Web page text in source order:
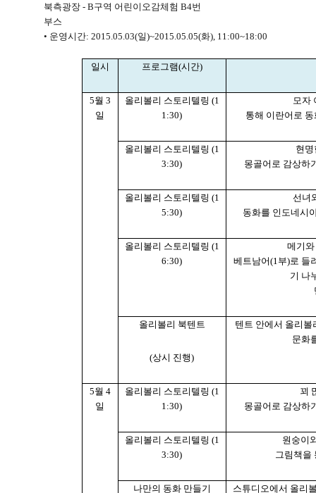
북측광장 -B구역 어린이오감체험 B4번
부스
• 운영시간:2015.05.03(일)~2015.05.05(화), 11:00~18:00
일시 프로그램(시간)
5월 3
일
올리볼리 스토리텔링 (1
1:30)
모자
통해 이란어로
올리볼리 스토리텔링 (1
3:30)
현
몽골어로 감상하
올리볼리 스토리텔링 (1
5:30)
선녀
동화를 인도네시
올리볼리 스토리텔링 (1
6:30)
메기
베트남어(1부)로 들
기 나
올리볼리 북텐트
(상시 진행)
텐트 안에서 올리
문화
5월 4
일
올리볼리 스토리텔링 (1
1:30)
꾀
몽골어로 감상하
올리볼리 스토리텔링 (1
3:30)
원숭이
그림책을
나만의 동화 만들기
스튜디오에서 올리